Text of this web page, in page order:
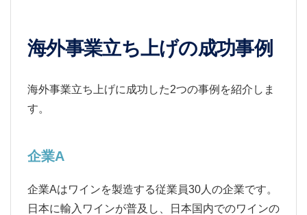
海外事業立ち上げの成功事例
海外事業立ち上げに成功した2つの事例を紹介しま
す。
企業A
企業Aはワインを製造する従業員30人の企業です。
日本に輸入ワインが普及し、日本国内でのワインの